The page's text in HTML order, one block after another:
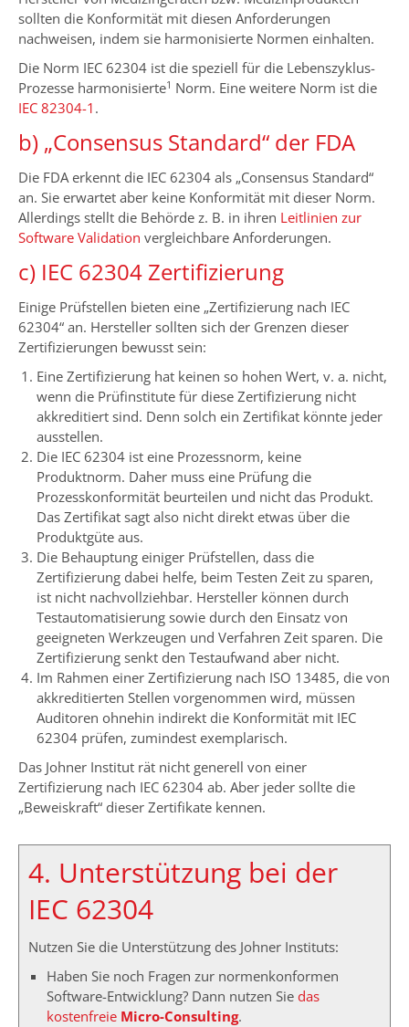
sollten die Konformität mit diesen Anforderungen
nachweisen, indem sie harmonisierte Normen einhalten.
Die Norm IEC 62304 ist die speziell für die Lebenszyklus-
Prozesse harmonisierte1 Norm. Eine weitere Norm ist die
IEC 82304-1 .
b) „Consensus Standard“ der FDA
Die FDA erkennt die IEC 62304 als „Consensus Standard“
an. Sie erwartet aber keine Konformität mit dieser Norm.
Allerdings stellt die Behörde z. B. in ihren Leitlinien zur
Software Validation vergleichbare Anforderungen.
c) IEC 62304 Zertifizierung
Einige Prüfstellen bieten eine „Zertifizierung nach IEC
62304“ an. Hersteller sollten sich der Grenzen dieser
Zertifizierungen bewusst sein:
Eine Zertifizierung hat keinen so hohen Wert, v. a. nicht,
wenn die Prüfinstitute für diese Zertifizierung nicht
akkreditiert sind. Denn solch ein Zertifikat könnte jeder
ausstellen.
Die IEC 62304 ist eine Prozessnorm, keine
Produktnorm. Daher muss eine Prüfung die
Prozesskonformität beurteilen und nicht das Produkt.
Das Zertifikat sagt also nicht direkt etwas über die
Produktgüte aus.
Die Behauptung einiger Prüfstellen, dass die
Zertifizierung dabei helfe, beim Testen Zeit zu sparen,
ist nicht nachvollziehbar. Hersteller können durch
Testautomatisierung sowie durch den Einsatz von
geeigneten Werkzeugen und Verfahren Zeit sparen. Die
Zertifizierung senkt den Testaufwand aber nicht.
Im Rahmen einer Zertifizierung nach ISO 13485, die von
akkreditierten Stellen vorgenommen wird, müssen
Auditoren ohnehin indirekt die Konformität mit IEC
62304 prüfen, zumindest exemplarisch.
Das Johner Institut rät nicht generell von einer
Zertifizierung nach IEC 62304 ab. Aber jeder sollte die
„Beweiskraft“ dieser Zertifikate kennen.
4. Unterstützung bei der
IEC 62304
Nutzen Sie die Unterstützung des Johner Instituts:
Haben Sie noch Fragen zur normenkonformen
Software-Entwicklung? Dann nutzen Sie das
kostenfreie Micro-Consulting.